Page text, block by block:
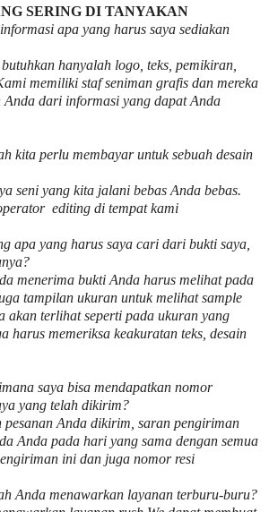
SERING DI TANYAKAN
apa yang harus saya sediakan
hanyalah logo, teks, pemikiran,
memiliki staf seniman grafis dan mereka
Anda dari informasi yang dapat Anda
kita perlu membayar untuksebuah desain
seni yang kita jalani bebas Anda bebas.
editing di tempat kami
apa yang harus saya cari dari bukti saya,
menerima bukti Anda harus melihat pada
tampilan ukuran untuk melihatsample
akan terlihat seperti pada ukuran yang
harus memeriksa keakuratan teks, desain
saya bisa mendapatkan nomor
yang telah dikirim?
pesanan Anda dikirim, saran pengiriman
Anda pada hari yang sama dengan semua
ini dan juga nomorresi
Anda menawarkan layanan terburu-buru?